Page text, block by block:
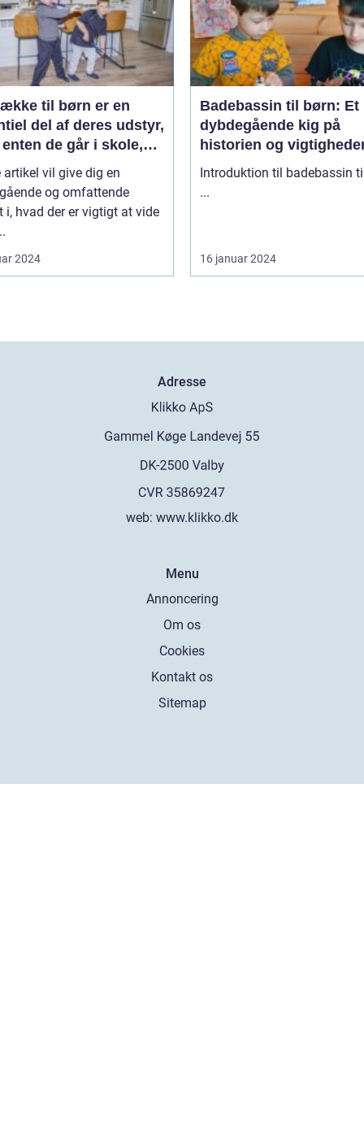
til børn er en
del af deres udstyr,
de går i skole,
i udflugter eller
artikel vil give dig en
og omfattende
i, hvad der er vigtigt at vide
2024
Badebassin til børn: Et
dybdegående kig på
historien og
dette populære tilbehør
Introduktion til badebassin
...
16 januar 2024
Adresse
web: www.klikko.dk
Menu
Annoncering
Om os
Cookies
Kontakt os
Sitemap